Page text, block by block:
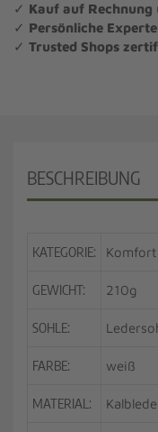
✓ Kauf auf Rechnung
✓ Persönliche
✓ Trusted Shops
BESCHREIBUNG
KATEGORIE: Komfort
GEWICHT: 210g
SOHLE:
FARBE: weiß
MATERIAL: